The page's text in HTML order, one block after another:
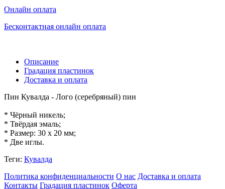
Онлайн оплата
Бесконтактная онлайн оплата
Описание
Градация пластинок
Доставка и оплата
Пин Кувалда - Лого (серебряный) пин
* Чёрный никель;
* Твёрдая эмаль;
* Размер: 30 х 20 мм;
* Две иглы.
Теги: Кувалда
Политика конфиденциальности О нас Доставка и оплата
Контакты Градация пластинок Оферта